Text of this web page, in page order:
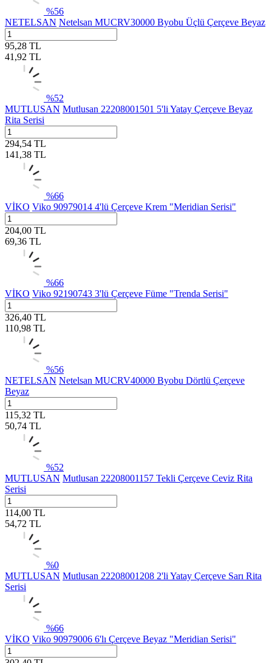
%56
NETELSAN Netelsan MUCRV30000 Byobu Üçlü Çerçeve Beyaz
95,28 TL
41,92 TL
%52
MUTLUSAN Mutlusan 22208001501 5'li Yatay Çerçeve Beyaz
Rita Serisi
294,54 TL
141,38 TL
%66
VİKO Viko 90979014 4'lü Çerçeve Krem "Meridian Serisi"
204,00 TL
69,36 TL
%66
VİKO Viko 92190743 3'lü Çerçeve Füme "Trenda Serisi"
326,40 TL
110,98 TL
%56
NETELSAN Netelsan MUCRV40000 Byobu Dörtlü Çerçeve
Beyaz
115,32 TL
50,74 TL
%52
MUTLUSAN Mutlusan 22208001157 Tekli Çerçeve Ceviz Rita
Serisi
114,00 TL
54,72 TL
%0
MUTLUSAN Mutlusan 22208001208 2'li Yatay Çerçeve Sarı Rita
Serisi
%66
VİKO Viko 90979006 6'lı Çerçeve Beyaz "Meridian Serisi"